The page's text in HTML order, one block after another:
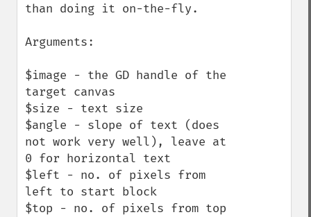
than doing it on-the-fly.
Arguments:
$image - the GD handle of the
target canvas
$size - text size
$angle - slope of text (does
not work very well), leave at
0 for horizontal text
$left - no. of pixels from
left to start block
$top - no. of pixels from top